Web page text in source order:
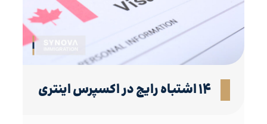
۱۴ اشتباه رایج در اکسپرس اینتری